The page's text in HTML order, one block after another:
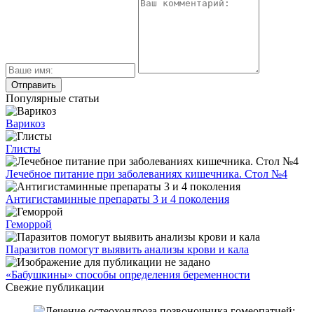
Популярные статьи
Варикоз
Глисты
Лечебное питание при заболеваниях кишечника. Стол №4
Антигистаминные препараты 3 и 4 поколения
Геморрой
Паразитов помогут выявить анализы крови и кала
«Бабушкины» способы определения беременности
Свежие публикации